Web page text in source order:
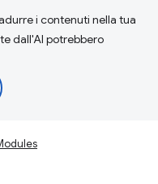
i contenuti nella tua
dall'AI potrebbero